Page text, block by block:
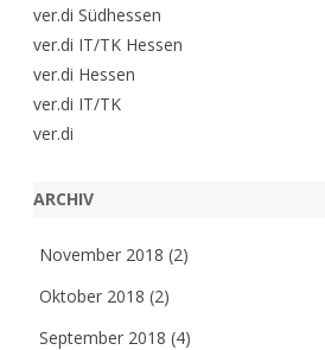
ver.di Südhessen
ver.di IT/TK Hessen
ver.di Hessen
ver.di IT/TK
ver.di
ARCHIV
November 2018 (2)
Oktober 2018 (2)
September 2018 (4)